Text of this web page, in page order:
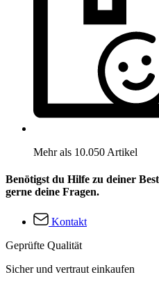
Mehr als 10.050 Artikel
Benötigst du Hilfe zu deiner
gerne deine Fragen.
Kontakt
Geprüfte Qualität
Sicher und vertraut einkaufen